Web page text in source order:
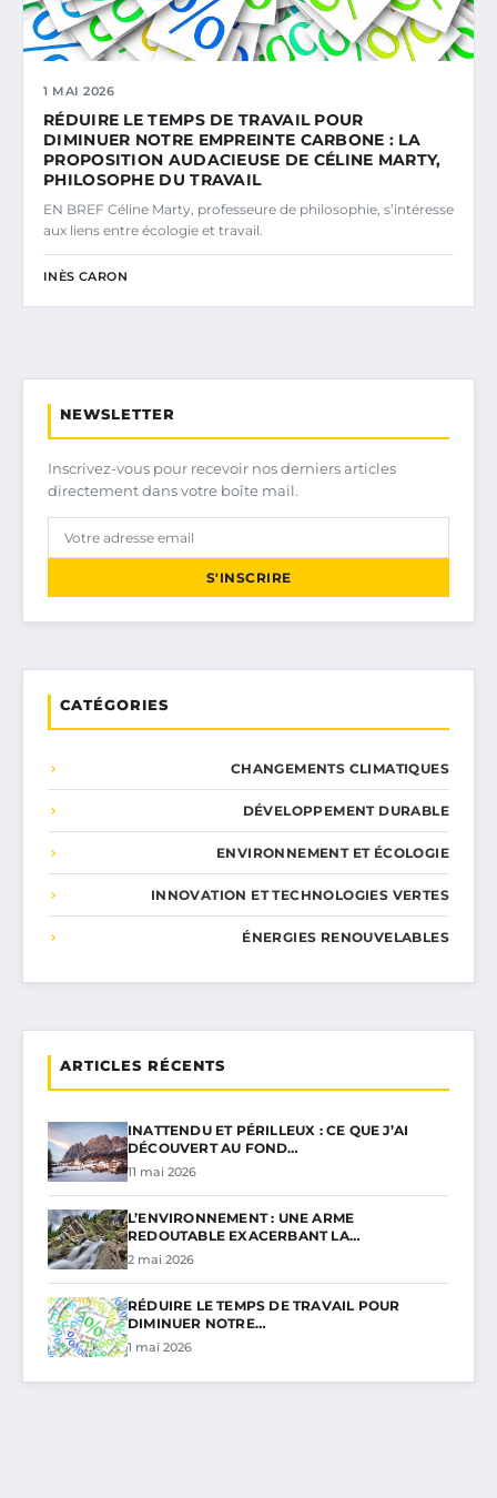
1 MAI 2026
RÉDUIRE LE TEMPS DE TRAVAIL POUR
DIMINUER NOTRE EMPREINTE CARBONE : LA
PROPOSITION AUDACIEUSE DE CÉLINE MARTY,
PHILOSOPHE DU TRAVAIL
EN BREF Céline Marty, professeure de philosophie, s’intéresse
aux liens entre écologie et travail.
INÈS CARON
NEWSLETTER
Inscrivez-vous pour recevoir nos derniers articles
directement dans votre boîte mail.
S'INSCRIRE
CATÉGORIES
CHANGEMENTS CLIMATIQUES
DÉVELOPPEMENT DURABLE
ENVIRONNEMENT ET ÉCOLOGIE
INNOVATION ET TECHNOLOGIES VERTES
ÉNERGIES RENOUVELABLES
ARTICLES RÉCENTS
INATTENDU ET PÉRILLEUX : CE QUE J’AI
DÉCOUVERT AU FOND…
11 mai 2026
L’ENVIRONNEMENT : UNE ARME
REDOUTABLE EXACERBANT LA…
2 mai 2026
RÉDUIRE LE TEMPS DE TRAVAIL POUR
DIMINUER NOTRE…
1 mai 2026